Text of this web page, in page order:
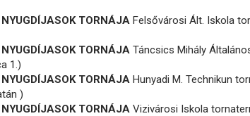
TORNÁJA Felsővárosi Ált. Iskola
TORNÁJA Táncsics Mihály
1.)
TORNÁJA Hunyadi M. Technikun
)
TORNÁJA Vizivárosi Iskola